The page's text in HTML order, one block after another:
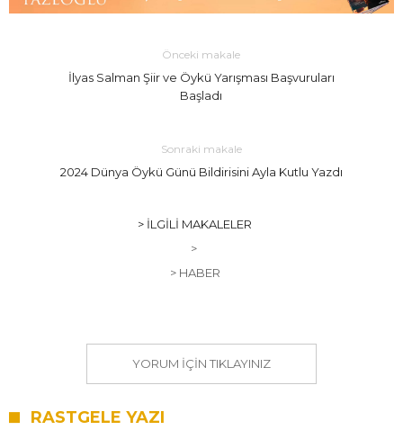
Önceki makale
İlyas Salman Şiir ve Öykü Yarışması Başvuruları
Başladı
Sonraki makale
2024 Dünya Öykü Günü Bildirisini Ayla Kutlu Yazdı
> İLGILI MAKALELER
>
> HABER
YORUM IÇIN TIKLAYINIZ
RASTGELE YAZI